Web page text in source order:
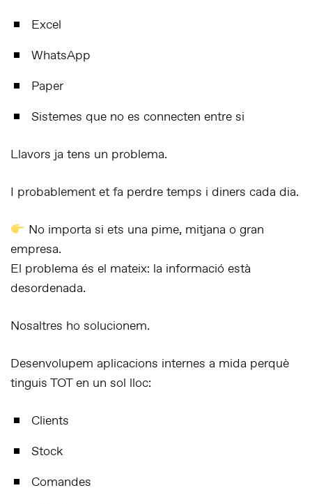
Excel
WhatsApp
Paper
Sistemes que no es connecten entre si
Llavors ja tens un problema.
I probablement et fa perdre temps i diners cada dia.
No importa si ets una pime, mitjana o gran
empresa.
El problema és el mateix: la informació està
desordenada.
Nosaltres ho solucionem.
Desenvolupem aplicacions internes a mida perquè
tinguis TOT en un sol lloc:
Clients
Stock
Comandes